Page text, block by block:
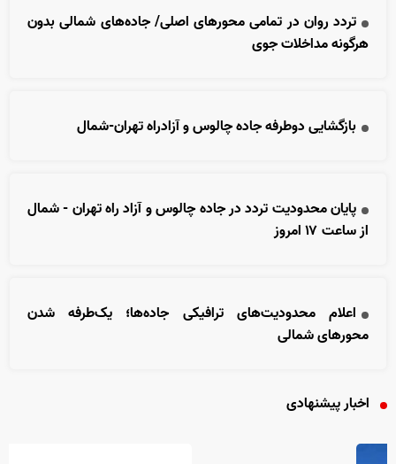
تردد روان در تمامی محور‌های اصلی/ جاده‌های شمالی بدون
هرگونه مداخلات جوی
بازگشایی دوطرفه جاده چالوس و آزادراه تهران-شمال
پایان محدودیت تردد در جاده چالوس و آزاد راه تهران - شمال
از ساعت ۱۷ امروز
اعلام محدودیت‌های ترافیکی جاده‌ها؛ یک‌طرفه شدن
محورهای شمالی
اخبار پیشنهادی